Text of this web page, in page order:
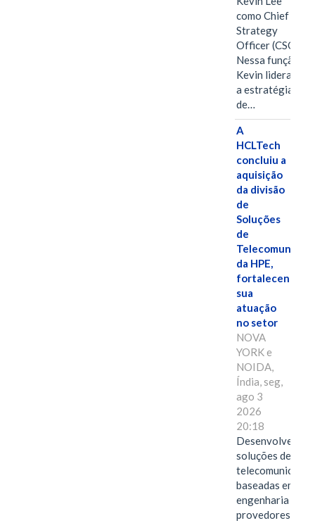
como Chief
Strategy
Officer (CSO).
Nessa função,
Kevin liderará
a estratégia
de…
A
HCLTech
concluiu a
aquisição
da divisão
de
Soluções
de
da HPE,
fortalecendo
sua
atuação
no setor
NOVA
YORK e
NOIDA,
Índia, seg,
ago 3
2026
20:18
Desenvolvendo
soluções de
baseadas em
engenharia para
provedores de